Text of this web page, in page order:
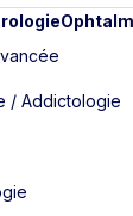
/ Addictologie